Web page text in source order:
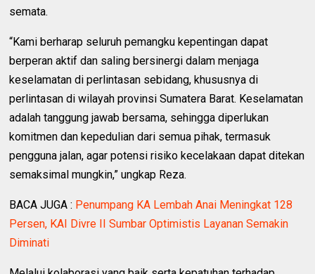
semata.
“Kami berharap seluruh pemangku kepentingan dapat
berperan aktif dan saling bersinergi dalam menjaga
keselamatan di perlintasan sebidang, khususnya di
perlintasan di wilayah provinsi Sumatera Barat. Keselamatan
adalah tanggung jawab bersama, sehingga diperlukan
komitmen dan kepedulian dari semua pihak, termasuk
pengguna jalan, agar potensi risiko kecelakaan dapat ditekan
semaksimal mungkin,” ungkap Reza.
BACA JUGA : Penumpang KA Lembah Anai Meningkat 128
Persen, KAI Divre II Sumbar Optimistis Layanan Semakin
Diminati